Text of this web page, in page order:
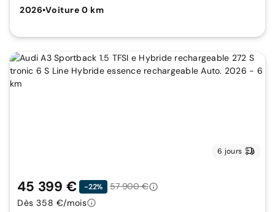
2026•Voiture 0 km
6 jours
45 399 € -22%
57 900 €
Dès 358 €/mois